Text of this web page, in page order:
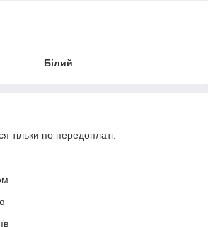
Білий
тільки по передоплаті.